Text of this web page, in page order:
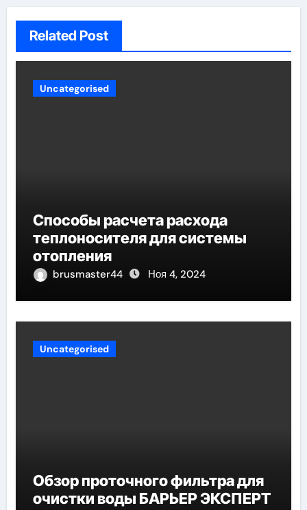
Related Post
Uncategorised
Способы расчета расхода
теплоносителя для системы
отопления
brusmaster44 Ноя 4, 2024
Uncategorised
Обзор проточного фильтра для
очистки воды БАРЬЕР ЭКСПЕРТ